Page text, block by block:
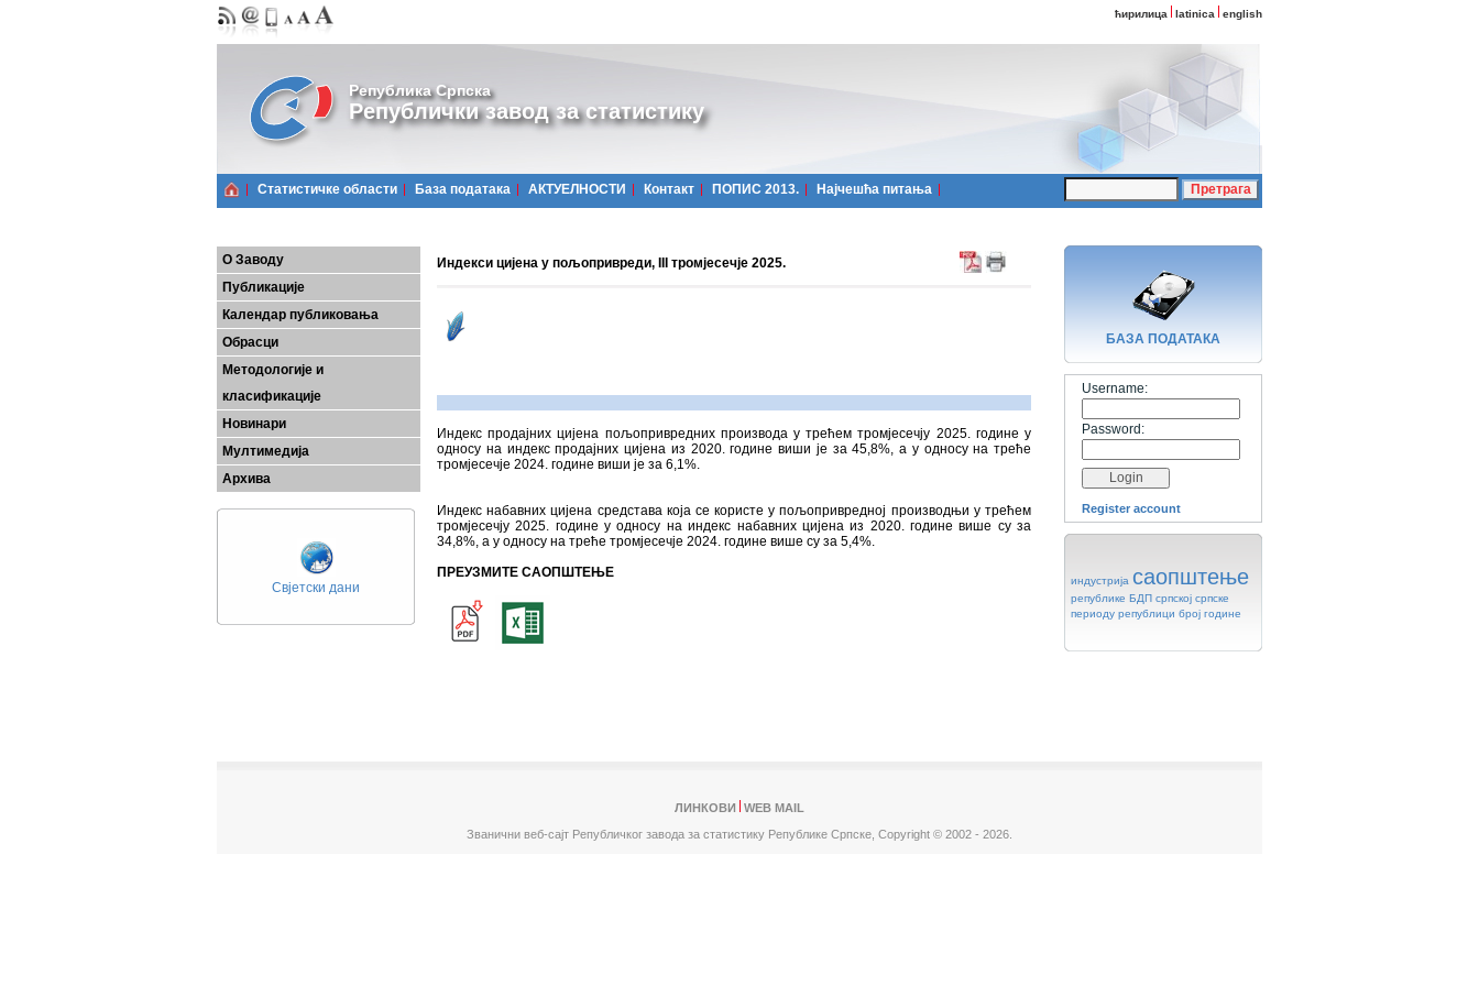
ћирилица latinica english
Република Српска
Републички завод за статистику
Статистичке области Базa података АКТУЕЛНОСТИ Контакт ПОПИС 2013. Најчешћa питања
О Заводу
Публикације
Календар публиковања
Обрасци
Методологије и
класификације
Новинари
Мултимедија
Архива
Свјетски дани
Индекси цијена у пољопривреди, III тромјесечје 2025.
Индекс продајних цијена пољопривредних производа у трећем тромјесечју 2025. године у
односу на индекс продајних цијена из 2020. године виши је за 45,8%, a у односу на треће
тромјесечје 2024. године виши је за 6,1%.
Индекс набавних цијена средстава која се користе у пољопривредној производњи у трећем
тромјесечју 2025. године у односу на индекс набавних цијена из 2020. године више су за
34,8%, а у односу на треће тромјесечје 2024. године више су за 5,4%.
ПРЕУЗМИТЕ САОПШТЕЊЕ
БАЗA ПОДАТАКА
Username:
Password:
Register account
индустрија саопштење
републике БДП српској српске
периоду републици број године
ЛИНКОВИ
WEB MAIL
Званични веб-сајт Републичког завода за статистику Републике Српске, Copyright © 2002 - 2026.